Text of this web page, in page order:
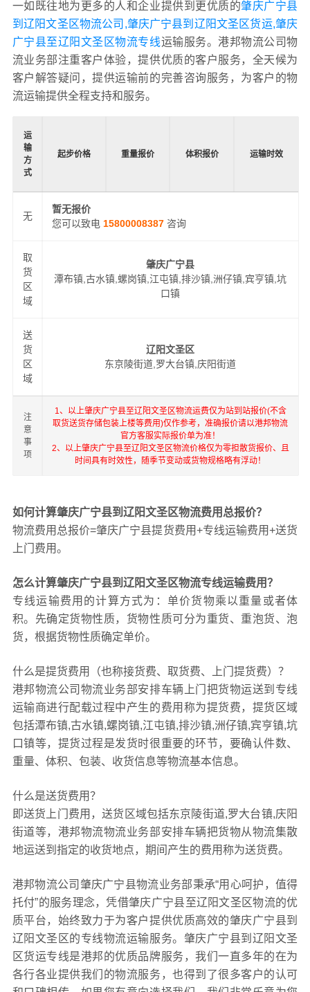
一如既往地为更多的人和企业提供到更优质的肇庆广宁县
到辽阳文圣区物流公司,肇庆广宁县到辽阳文圣区货运,肇庆
广宁县至辽阳文圣区物流专线运输服务。港邦物流公司物
流业务部注重客户体验，提供优质的客户服务，全天候为
客户解答疑问，提供运输前的完善咨询服务，为客户的物
流运输提供全程支持和服务。
运
输
方
式
起步价格 重量报价 体积报价 运输时效
无
暂无报价
您可以致电 15800008387 咨询
取
货
区
域
肇庆广宁县
潭布镇,古水镇,螺岗镇,江屯镇,排沙镇,洲仔镇,宾亨镇,坑
口镇
送
货
区
域
辽阳文圣区
东京陵街道,罗大台镇,庆阳街道
注
意
事
项
1、以上肇庆广宁县至辽阳文圣区物流运费仅为站到站报价(不含
取货送货存储包装上楼等费用)仅作参考，准确报价请以港邦物流
官方客服实际报价单为准！
2、以上肇庆广宁县至辽阳文圣区物流价格仅为零担散货报价、且
时间具有时效性，随季节变动或货物规格略有浮动！
如何计算肇庆广宁县到辽阳文圣区物流费用总报价？
物流费用总报价=肇庆广宁县提货费用+专线运输费用+送货
上门费用。
怎么计算肇庆广宁县到辽阳文圣区物流专线运输费用？
专线运输费用的计算方式为：单价货物乘以重量或者体
积。先确定货物性质，货物性质可分为重货、重泡货、泡
货，根据货物性质确定单价。
什么是提货费用（也称接货费、取货费、上门提货费）？
港邦物流公司物流业务部安排车辆上门把货物运送到专线
运输商进行配载过程中产生的费用称为提货费，提货区域
包括潭布镇,古水镇,螺岗镇,江屯镇,排沙镇,洲仔镇,宾亨镇,坑
口镇等，提货过程是发货时很重要的环节，要确认件数、
重量、体积、包装、收货信息等物流基本信息。
什么是送货费用？
即送货上门费用，送货区域包括东京陵街道,罗大台镇,庆阳
街道等，港邦物流物流业务部安排车辆把货物从物流集散
地运送到指定的收货地点，期间产生的费用称为送货费。
港邦物流公司肇庆广宁县物流业务部秉承“用心呵护，值得
托付”的服务理念，凭借肇庆广宁县至辽阳文圣区物流的优
质平台，始终致力于为客户提供优质高效的肇庆广宁县到
辽阳文圣区的专线物流运输服务。肇庆广宁县到辽阳文圣
区货运专线是港邦的优质品牌服务，我们一直多年的在为
各行各业提供我们的物流服务，也得到了很多客户的认可